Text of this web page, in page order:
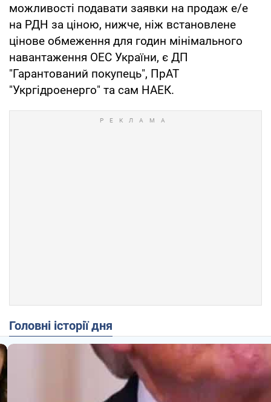
можливості подавати заявки на продаж е/е
на РДН за ціною, нижче, ніж встановлене
цінове обмеження для годин мінімального
навантаження ОЕС України, є ДП
"Гарантований покупець", ПрАТ
"Укргідроенерго" та сам НАЕК.
Головні історії дня